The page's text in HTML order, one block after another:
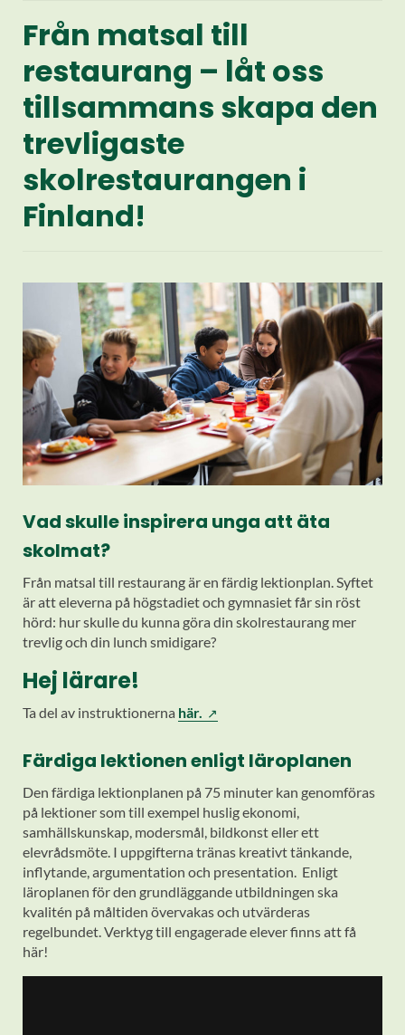
Från matsal till
restaurang – låt oss
tillsammans skapa den
trevligaste
skolrestaurangen i
Finland!
Vad skulle inspirera unga att äta
skolmat?
Från matsal till restaurang är en färdig lektionplan. Syftet
är att eleverna på högstadiet och gymnasiet får sin röst
hörd: hur skulle du kunna göra din skolrestaurang mer
trevlig och din lunch smidigare?
Hej lärare!
Ta del av instruktionerna här.
Färdiga lektionen enligt läroplanen
Den färdiga lektionplanen på 75 minuter kan genomföras
på lektioner som till exempel huslig ekonomi,
samhällskunskap, modersmål, bildkonst eller ett
elevrådsmöte. I uppgifterna tränas kreativt tänkande,
inflytande, argumentation och presentation. Enligt
läroplanen för den grundläggande utbildningen ska
kvalitén på måltiden övervakas och utvärderas
regelbundet. Verktyg till engagerade elever finns att få
här!